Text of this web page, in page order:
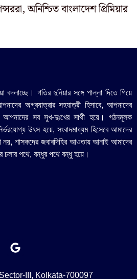
অনিশ্চিত বাংলাদেশ প্রিমিয়ার
বদলাচ্ছে। গতির দুনিয়ার সঙ্গে পাল্লা দিতে গিয়ে
অগ্রযাত্রার সহযাত্রী হিসাবে, আপনাদের
আপনাদের সব সুখ-দুঃখের সাথী হয়ে। গঠনমূলক
উ‍ৎস হয়ে, সংবাদমাধ্যম হিসেবে আমাদের
শাসকদের জবাবদিহির আওতায় আনাই আমাদের
চলার পথে, বন্ধুর পথে বন্ধু হয়ে।
III, Kolkata-700097